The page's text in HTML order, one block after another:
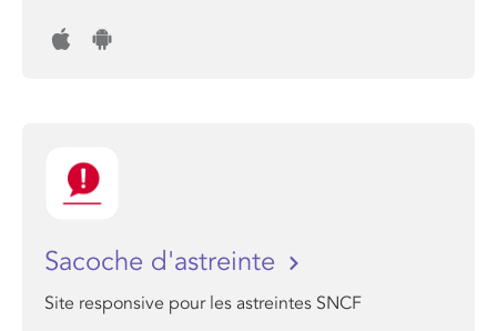
Sacoche d'astreinte
Site responsive pour les astreintes SNCF